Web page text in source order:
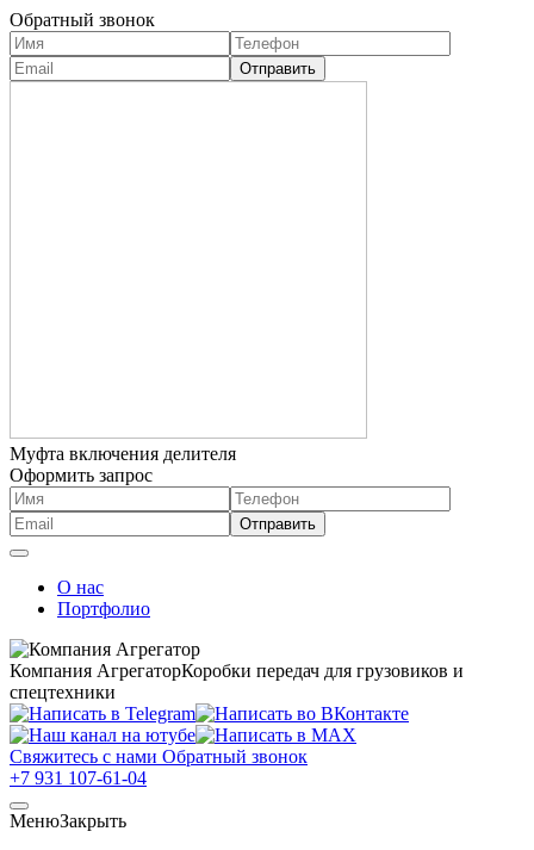
Обратный звонок
Муфта включения делителя
Оформить запрос
О нас
Портфолио
Компания АгрегаторКоробки передач для грузовиков и
спецтехники
Свяжитесь с нами Обратный звонок
+7 931 107-61-04
МенюЗакрыть